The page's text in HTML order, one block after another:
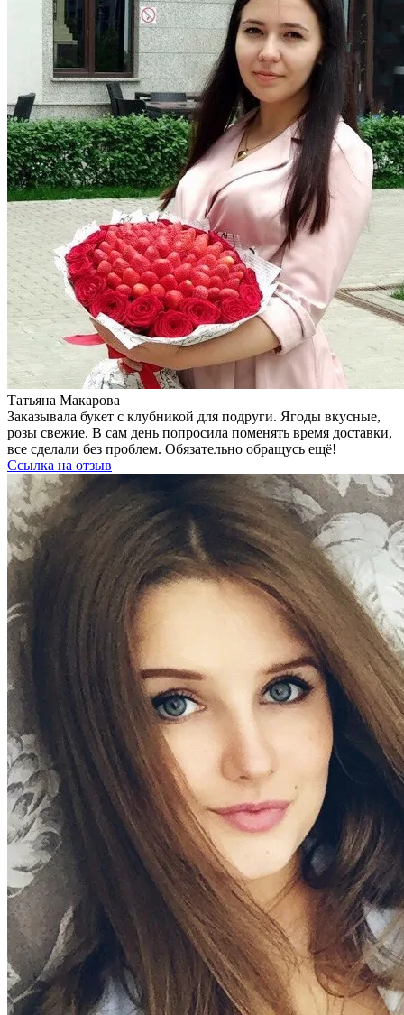
Татьяна Макарова
Заказывала букет с клубникой для подруги. Ягоды вкусные,
розы свежие. В сам день попросила поменять время доставки,
все сделали без проблем. Обязательно обращусь ещё!
Ссылка на отзыв